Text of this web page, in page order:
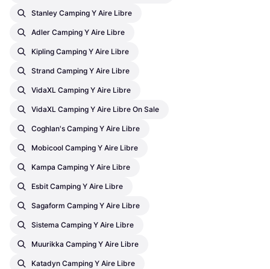
Stanley Camping Y Aire Libre
Adler Camping Y Aire Libre
Kipling Camping Y Aire Libre
Strand Camping Y Aire Libre
VidaXL Camping Y Aire Libre
VidaXL Camping Y Aire Libre On Sale
Coghlan's Camping Y Aire Libre
Mobicool Camping Y Aire Libre
Kampa Camping Y Aire Libre
Esbit Camping Y Aire Libre
Sagaform Camping Y Aire Libre
Sistema Camping Y Aire Libre
Muurikka Camping Y Aire Libre
Katadyn Camping Y Aire Libre